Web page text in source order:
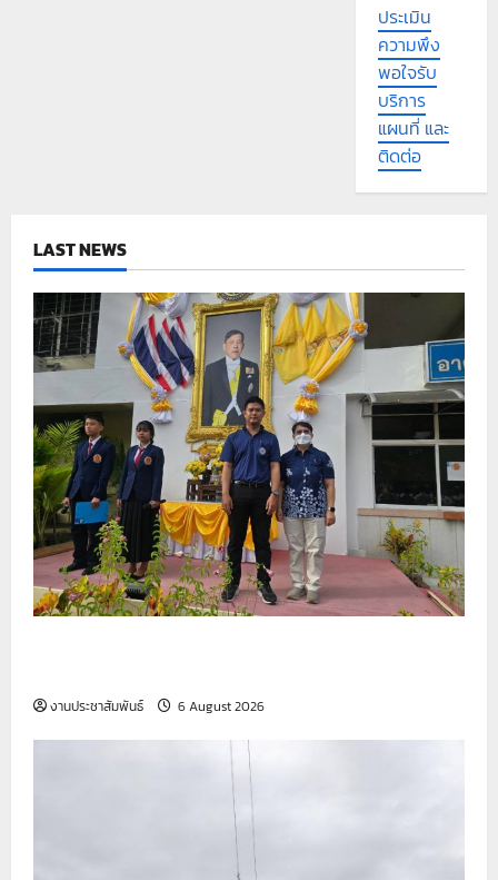
ประเมิน
ความพึง
พอใจรับ
บริการ
แผนที่ และ
ติดต่อ
LAST NEWS
งานประชาสัมพันธ์ 6 August 2026